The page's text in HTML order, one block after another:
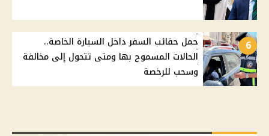
6
حمل حقائب السفر داخل السيارة الخاصة..
الحالات المسموح بها ومتى تتحول إلى مخالفة
وسحب للرخصة